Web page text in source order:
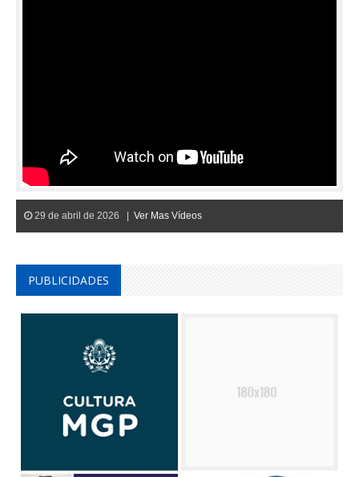
29 de abril de 2026 | Ver Mas Vídeos
PUBLICIDADES